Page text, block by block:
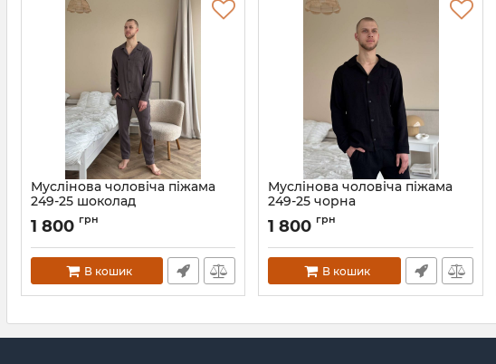
Муслінова чоловіча піжама
249-25 шоколад
Артикул: 249-25-chokolad-XS
1 800 грн
В кошик
Муслінова чоловіча піжама
249-25 чорна
Артикул: 249-25-chernay-XS
1 800 грн
В кошик